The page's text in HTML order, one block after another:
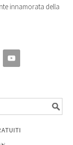
innamorata della